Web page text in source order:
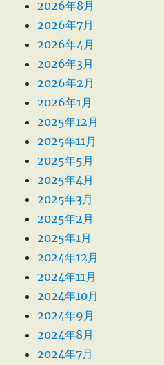
2026年8月
2026年7月
2026年4月
2026年3月
2026年2月
2026年1月
2025年12月
2025年11月
2025年5月
2025年4月
2025年3月
2025年2月
2025年1月
2024年12月
2024年11月
2024年10月
2024年9月
2024年8月
2024年7月